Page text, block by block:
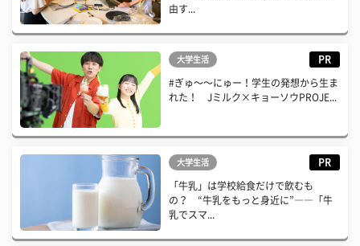
由す...
大学生活 PR
#ぎゅ〜〜にゅー！学生の発想から生ま
れた！ Jミルク×キョーソウPROJE...
大学生活 PR
「牛乳」は学校給食だけで飲むも
の？ “牛乳をもっと身近に”――「牛
乳でスマ...